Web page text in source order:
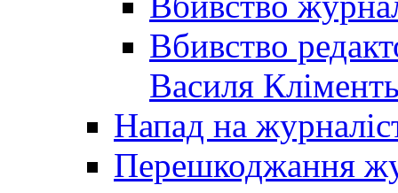
Вбивство
Василя
Напад на
Перешкоджання